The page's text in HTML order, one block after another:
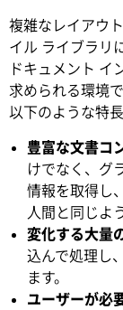
複雑なレイアウ
イル ライブラリ
ドキュメント イ
求められる環境
以下のような特長
豊富な文書コ
けでなく、グ
情報を取得し
人間と同じよ
変化する大量
込んで処理し
ます。
ユーザーが必